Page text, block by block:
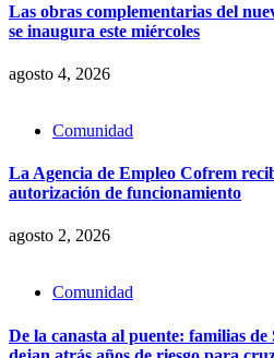
Las obras complementarias del
se inaugura este miércoles
agosto 4, 2026
Comunidad
La Agencia de Empleo Cofrem
autorización de funcionamiento
agosto 2, 2026
Comunidad
De la canasta al puente: familias